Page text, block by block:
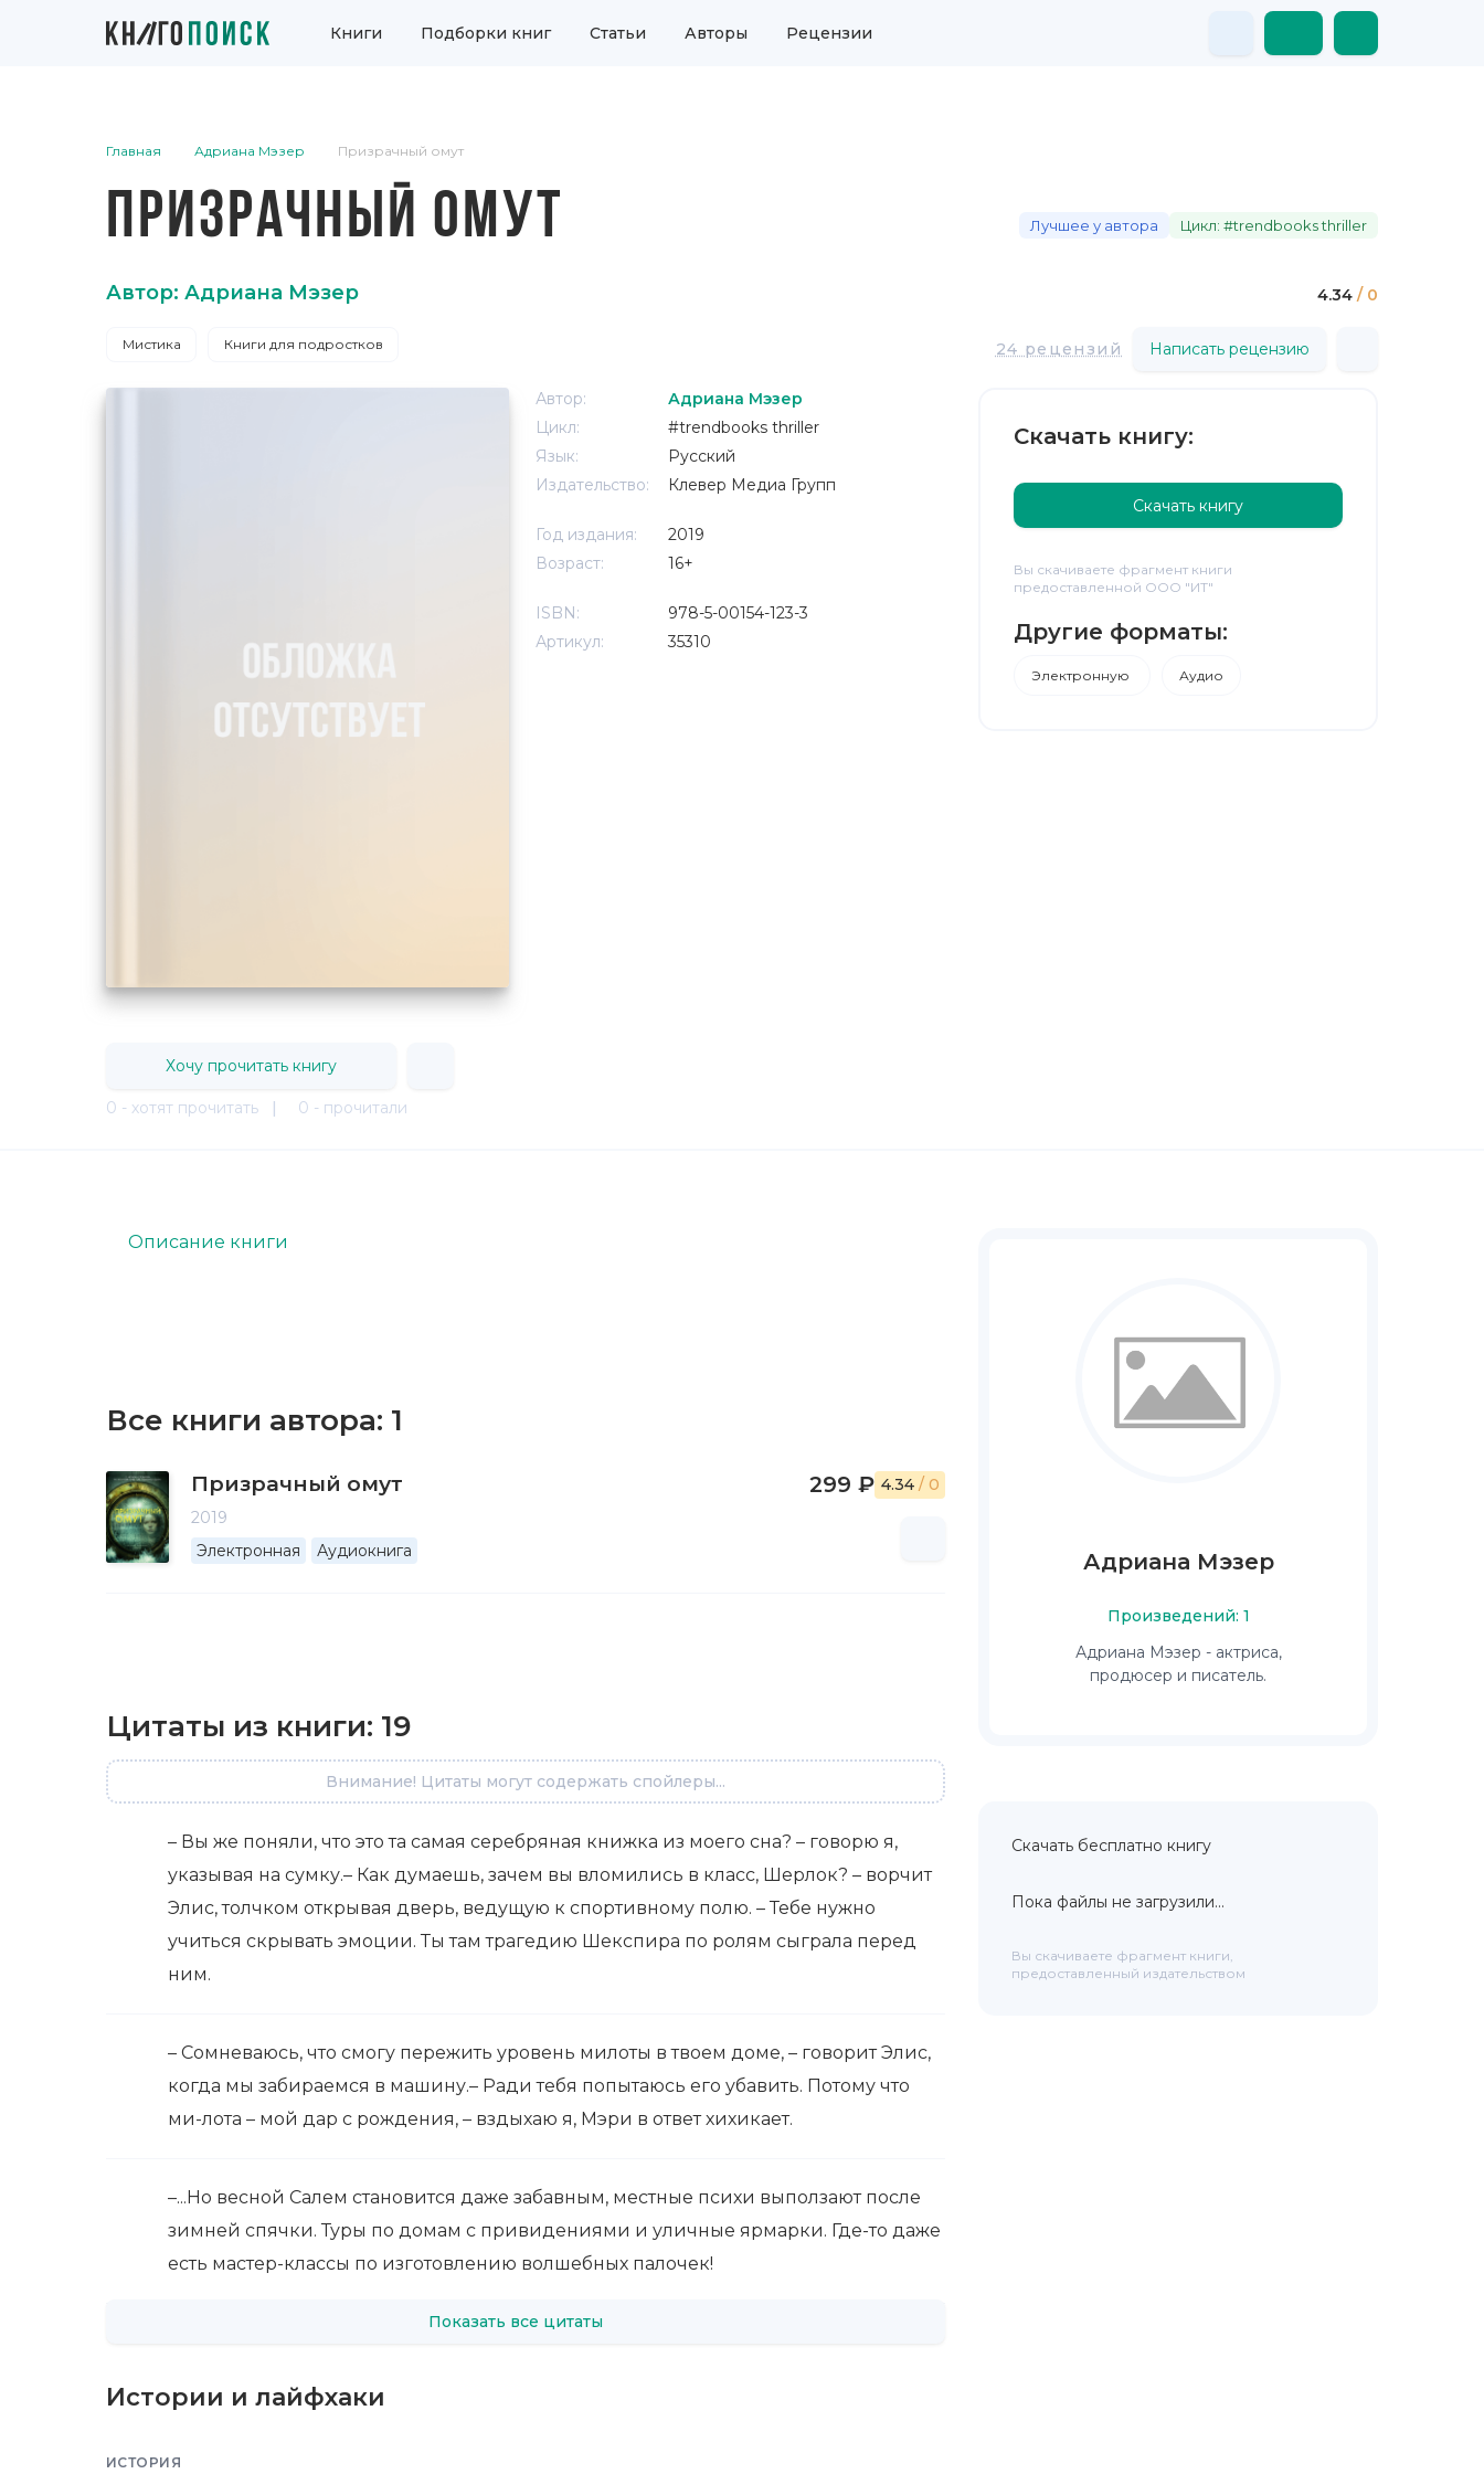
Книги Подборки книг Статьи Авторы Рецензии
Главная Адриана Мэзер Призрачный омут
ПРИЗРАЧНЫЙ ОМУТ Лучшее у автора Цикл: #trendbooks thriller
Автор: Адриана Мэзер 4.34 / 0
Мистика Книги для подростков 24 рецензий Написать рецензию
Автор:
Адриана Мэзер
Цикл:
#trendbooks thriller
Язык:
Русский
Издательство:
Клевер Медиа Групп
Год издания:
2019
Возраст:
16+
ISBN:
978-5-00154-123-3
Артикул:
35310
Скачать книгу:
Скачать книгу
Вы скачиваете фрагмент книги
предоставленной ООО "ИТ"
Другие форматы:
Электронную Аудио
Хочу прочитать книгу
0 - хотят прочитать | 0 - прочитали
Описание книги
Все книги автора: 1
Призрачный омут
2019
Электронная
Аудиокнига
299 ₽ 4.34 / 0
Цитаты из книги: 19
Внимание! Цитаты могут содержать спойлеры...
– Вы же поняли, что это та самая серебряная книжка из моего сна? – говорю я,
указывая на сумку.– Как думаешь, зачем вы вломились в класс, Шерлок? – ворчит
Элис, толчком открывая дверь, ведущую к спортивному полю. – Тебе нужно
учиться скрывать эмоции. Ты там трагедию Шекспира по ролям сыграла перед
ним.
– Сомневаюсь, что смогу пережить уровень милоты в твоем доме, – говорит Элис,
когда мы забираемся в машину.– Ради тебя попытаюсь его убавить. Потому что
ми-лота – мой дар с рождения, – вздыхаю я, Мэри в ответ хихикает.
–...Но весной Салем становится даже забавным, местные психи выползают после
зимней спячки. Туры по домам с привидениями и уличные ярмарки. Где-то даже
есть мастер-классы по изготовлению волшебных палочек!
Показать все цитаты
Истории и лайфхаки
ИСТОРИЯ
Адриана Мэзер
Произведений: 1
Адриана Мэзер - актриса,
продюсер и писатель.
Скачать бесплатно книгу
Пока файлы не загрузили...
Вы скачиваете фрагмент книги,
предоставленный издательством